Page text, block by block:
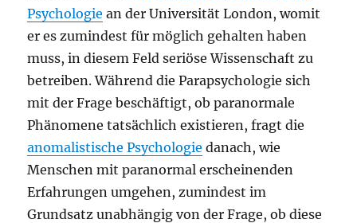
Psychologie an der Universität London, womit
er es zumindest für möglich gehalten haben
muss, in diesem Feld seriöse Wissenschaft zu
betreiben. Während die Parapsychologie sich
mit der Frage beschäftigt, ob paranormale
Phänomene tatsächlich existieren, fragt die
anomalistische Psychologie danach, wie
Menschen mit paranormal erscheinenden
Erfahrungen umgehen, zumindest im
Grundsatz unabhängig von der Frage, ob diese